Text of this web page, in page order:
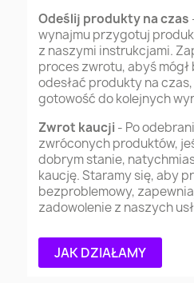
Odeślij produkty na czas
wynajmu przygotuj
z naszymi instrukcjami.
proces zwrotu, abyś
odesłać produkty na
gotowość do kolejnych
Zwrot kaucji - Po
zwróconych produktów,
dobrym stanie,
kaucję. Staramy się, aby
bezproblemowy,
zadowolenie z naszych
JAK DZIAŁAMY